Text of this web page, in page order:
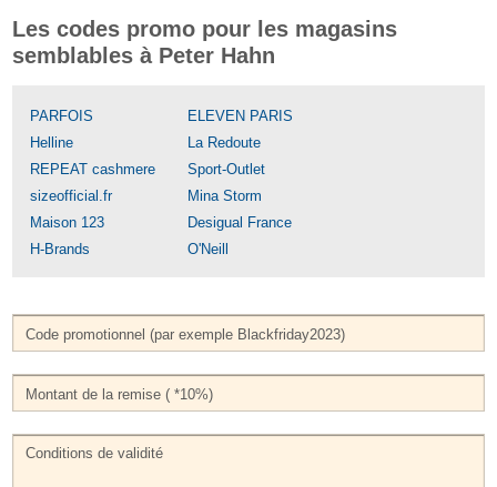
Les codes promo pour les magasins
semblables à Peter Hahn
PARFOIS
ELEVEN PARIS
Helline
La Redoute
REPEAT cashmere
Sport-Outlet
sizeofficial.fr
Mina Storm
Maison 123
Desigual France
H-Brands
O'Neill